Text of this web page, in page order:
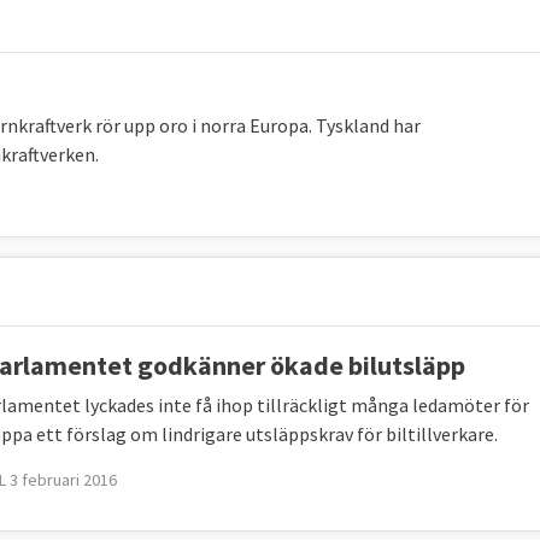
+ ESR)
198 MtCO2e**2023 310 MtCO2e**
* Enligt
att leda till en minskning på 57 %.** MtCO2e
mått på mängden växthusgaser. *** Mtoe betyder
rör upp oro i norra Europa. Tyskland har
godkänner ökade bilutsläpp
lyckades inte få ihop tillräckligt många ledamöter för
ett förslag om lindrigare utsläppskrav för biltillverkare.
3 februari 2016